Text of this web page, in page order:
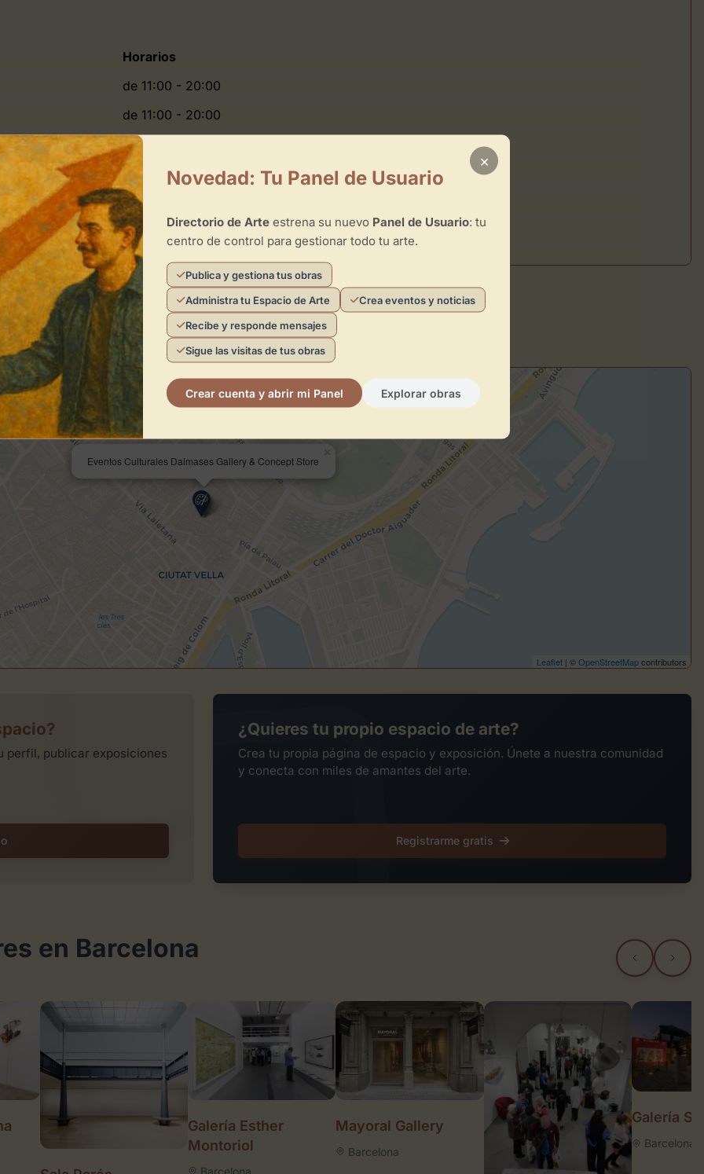
Horarios
de 11:00 - 20:00
de 11:00 - 20:00
de 11:00 - 20:00
de 11:00 - 20:00
de 11:00 - 20:00
de 11:00 - 20:00
Dalmases Gallery & Concept Store
Eventos Culturales Dalmases Gallery & Concept Store
Leaflet | ©OpenStreetMapcontributors
perfil, publicar exposiciones
¿Quieres tu propio espacio de arte?
Crea tu propia página de espacio y exposición. Únete a nuestra comunidad
y conecta con miles de amantes del arte.
Registrarme gratis
en Barcelona
Galería Esther
Montoriol
Barcelona
Mayoral Gallery
Barcelona
Galería
Barcelona
×
Novedad: Tu Panel de Usuario
Directorio de Arteestrena su nuevo Panel de Usuario: tu
centro de control para gestionar todo tu arte.
Publica y gestiona tus obras
Administra tu Espacio de Arte
Crea eventos y noticias
Recibe y responde mensajes
Sigue las visitas de tus obras
Crear cuenta y abrir mi Panel Explorar obras